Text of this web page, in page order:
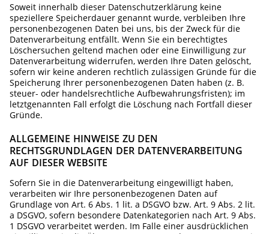
Soweit innerhalb dieser Datenschutzerklärung keine
speziellere Speicherdauer genannt wurde, verbleiben Ihre
personenbezogenen Daten bei uns, bis der Zweck für die
Datenverarbeitung entfällt. Wenn Sie ein berechtigtes
Löschersuchen geltend machen oder eine Einwilligung zur
Datenverarbeitung widerrufen, werden Ihre Daten gelöscht,
sofern wir keine anderen rechtlich zulässigen Gründe für die
Speicherung Ihrer personenbezogenen Daten haben (z. B.
steuer- oder handelsrechtliche Aufbewahrungsfristen); im
letztgenannten Fall erfolgt die Löschung nach Fortfall dieser
Gründe.
ALLGEMEINE HINWEISE ZU DEN
RECHTSGRUNDLAGEN DER DATENVERARBEITUNG
AUF DIESER WEBSITE
Sofern Sie in die Datenverarbeitung eingewilligt haben,
verarbeiten wir Ihre personenbezogenen Daten auf
Grundlage von Art. 6 Abs. 1 lit. a DSGVO bzw. Art. 9 Abs. 2 lit.
a DSGVO, sofern besondere Datenkategorien nach Art. 9 Abs.
1 DSGVO verarbeitet werden. Im Falle einer ausdrücklichen